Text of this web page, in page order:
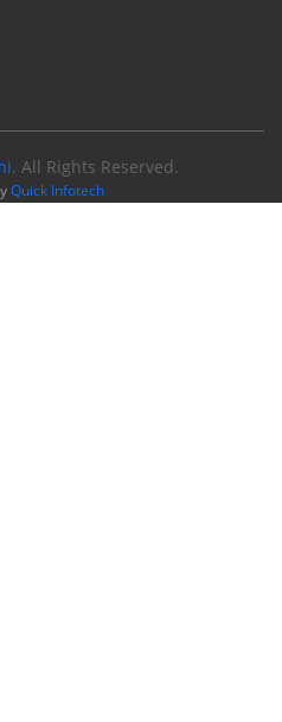
. All Rights Reserved.
Quick Infotech